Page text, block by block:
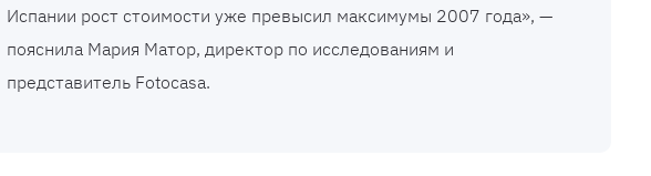
Испании рост стоимости уже превысил максимумы 2007 года», —
пояснила Мария Матор, директор по исследованиям и
представитель Fotocasa.